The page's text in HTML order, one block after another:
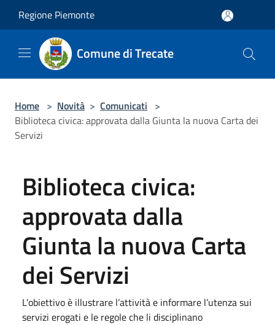
Regione Piemonte
Comune di Trecate
Home > Novità > Comunicati >
Biblioteca civica: approvata dalla Giunta la nuova Carta dei
Servizi
Biblioteca civica:
approvata dalla
Giunta la nuova Carta
dei Servizi
L'obiettivo è illustrare l’attività e informare l’utenza sui
servizi erogati e le regole che li disciplinano